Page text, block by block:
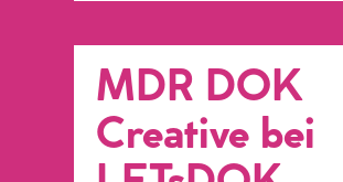
MDR DOK
Creative bei